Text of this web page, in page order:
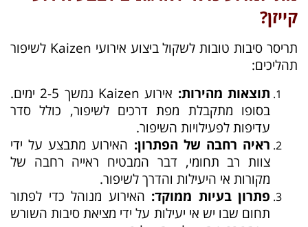
קייזן?
תריסר סיבות טובות לשקול ביצוע אירועי Kaizen לשיפור
תהליכים:
תוצאות מהירות:
אירוע Kaizen נמשך 2-5 ימים.
בסופו מתקבלת מפת דרכים לשיפור, כולל סדר
עדיפות לפעילויות השיפור.
ראיה רחבה של הפתרון: האירוע מתבצע על ידי
צוות רב תחומי, דבר המבטיח ראייה רחבה של
מקורות אי היעילות והדרך לשיפור.
פתרון בעיות ממוקד: האירוע מנוהל כדי לפתור
תחום שבו יש אי יעילות על ידי מציאת סיבות השורש